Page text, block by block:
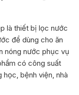
₫.
là thiết bị lọc nước
để dùng cho ăn
nóng nước phục vụ
có công suất
bệnh viện, nhà